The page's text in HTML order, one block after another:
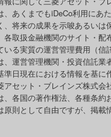
、あくまでもiDeCo利用に
将来の成果を示唆あるいは
各取扱金融機関のサイト・
いる実質の運営管理費用（
、運営管理機関・投資信託
準日現在における情報を基に
アセット・ブレインズ株式
、各国の著作権法、各種条約
原則として自由ですが、掲